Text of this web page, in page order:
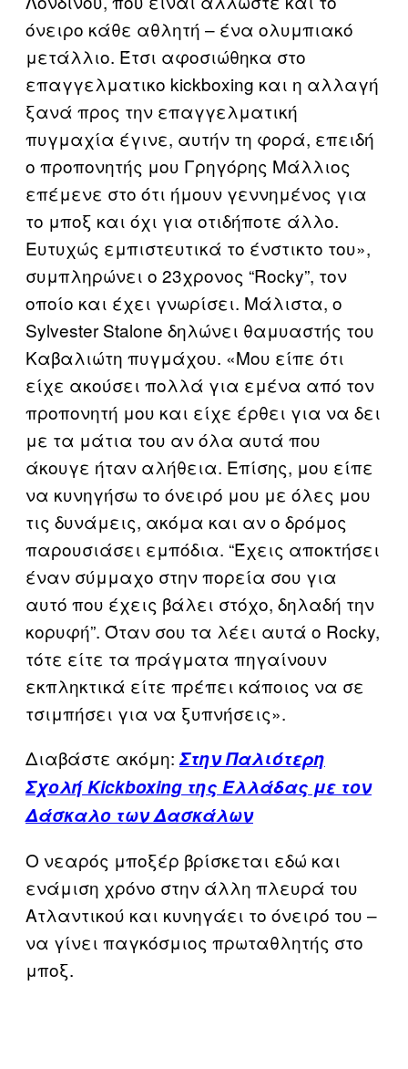
όνειρο κάθε αθλητή – ένα ολυμπιακό
μετάλλιο. Έτσι αφοσιώθηκα στο
επαγγελματικο kickboxing και η αλλαγή
ξανά προς την επαγγελματική
πυγμαχία έγινε, αυτήν τη φορά, επειδή
ο προπονητής μου Γρηγόρης Μάλλιος
επέμενε στο ότι ήμουν γεννημένος για
το μποξ και όχι για οτιδήποτε άλλο.
Ευτυχώς εμπιστευτικά το ένστικτο του»,
συμπληρώνει ο 23χρονος “Rocky”, τον
οποίο και έχει γνωρίσει. Μάλιστα, ο
Sylvester Stalone δηλώνει θαμυαστής του
Καβαλιώτη πυγμάχου. «Μου είπε ότι
είχε ακούσει πολλά για εμένα από τον
προπονητή μου και είχε έρθει για να δει
με τα μάτια του αν όλα αυτά που
άκουγε ήταν αλήθεια. Επίσης, μου είπε
να κυνηγήσω το όνειρό μου με όλες μου
τις δυνάμεις, ακόμα και αν ο δρόμος
παρουσιάσει εμπόδια. “Έχεις αποκτήσει
έναν σύμμαχο στην πορεία σου για
αυτό που έχεις βάλει στόχο, δηλαδή την
κορυφή”. Όταν σου τα λέει αυτά ο Rocky,
τότε είτε τα πράγματα πηγαίνουν
εκπληκτικά είτε πρέπει κάποιος να σε
τσιμπήσει για να ξυπνήσεις».
Διαβάστε ακόμη: Στην Παλιότερη
Σχολή Kickboxing της Ελλάδας με τον
Δάσκαλο των Δασκάλων
Ο νεαρός μποξέρ βρίσκεται εδώ και
ενάμιση χρόνο στην άλλη πλευρά του
Ατλαντικού και κυνηγάει το όνειρό του –
να γίνει παγκόσμιος πρωταθλητής στο
μποξ.